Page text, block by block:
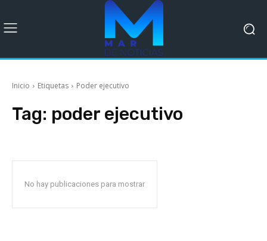
Inicio Etiquetas Poder ejecutivo
Tag: poder ejecutivo
No hay publicaciones para mostrar